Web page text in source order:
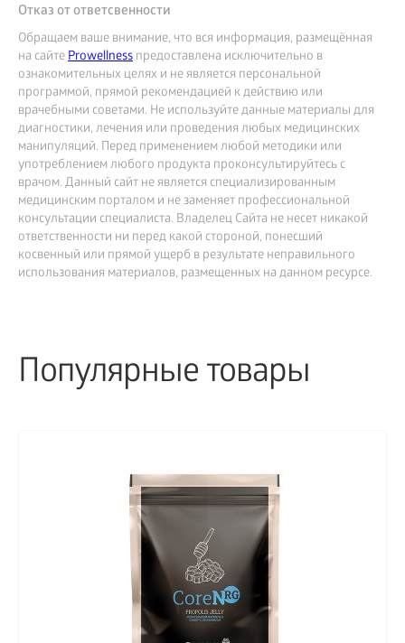
Отказ от ответсвенности
Обращаем ваше внимание, что вся информация, размещённая
на сайтеProwellness предоставлена исключительно в
ознакомительных целях и не является персональной
программой, прямой рекомендацией к действию или
врачебными советами. Не используйте данные материалы для
диагностики, лечения или проведения любых медицинских
манипуляций. Перед применением любой методики или
употреблением любого продукта проконсультируйтесь с
врачом. Данный сайт не является специализированным
медицинским порталом и не заменяет профессиональной
консультации специалиста. Владелец Сайта не несет никакой
ответственности ни перед какой стороной, понесший
косвенный или прямой ущерб в результате неправильного
использования материалов, размещенных на данном ресурсе.
Популярные товары